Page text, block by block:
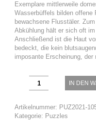
Exemplare mittlerweile
Wasserbüffels bilden offene
bewachsene Flusstäler.
Abkühlung hält er sich oft
Anschließend ist die Haut
bedeckt, die kein
imposante Erscheinung,
Wasserbüffel,
Kenia
IN DEN
Artikelnummer: PUZ2021-
Kategorie: Puzzles